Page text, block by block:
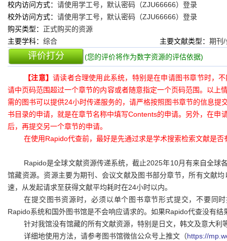
校内访问方式： 请使用学工号，默认密码（ZJU66666）登录
校外访问方式： 请使用学工号，默认密码（ZJU66666）登录
购买类型： 正式购买的资源
主要学科： 综合 主要文献类型： 期刊/
评价打分 (您的评价将作为数字资源的评估依据)
【注意】请读者合理使用此系统，特别是在申请图书章节时，
请中页码范围超过一个章节的内容或者随意指定一个页码范围。以上
需的图书可以提供24小时传递服务的，请严格按照图书章节的信息
书目录的申请，就是在章节名称中填写Contents的申请。另外，在申
后，再提交另一个章节的申请。
在使用Rapido代查前，最好是先通过求是学术搜索检索文献是
Rapido是全球文献资源传递系统，截止2025年10月有来自全球
馆藏资源。资源主要为期刊、会议文献及图书部分章节，所有文献
速，从发起请求至获得文献平均耗时在24小时以内。
在提交图书资源时，必须以单个图书章节形式提交，不要同
Rapido系统和国外图书馆是不会响应请求的。如果Rapido代查没有
针对我馆没有馆藏的所有文献资源，特别是日文，韩文及意大利
详细地使用方法，请参考图书馆微信公众号上推文（https://